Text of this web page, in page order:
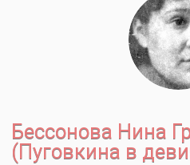
Бессонова Нина
(Пуговкина в